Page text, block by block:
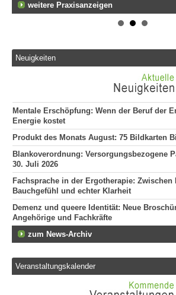
weitere Praxisanzeigen
Neuigkeiten
Mentale Erschöpfung: Wenn der Beruf der
Energie kostet
Produkt des Monats August: 75 Bildkarten
Blankoverordnung: Versorgungsbezogene
30. Juli 2026
Fachsprache in der Ergotherapie: Zwischen
Bauchgefühl und echter Klarheit
Demenz und queere Identität: Neue
Angehörige und Fachkräfte
zum News-Archiv
Veranstaltungskalender